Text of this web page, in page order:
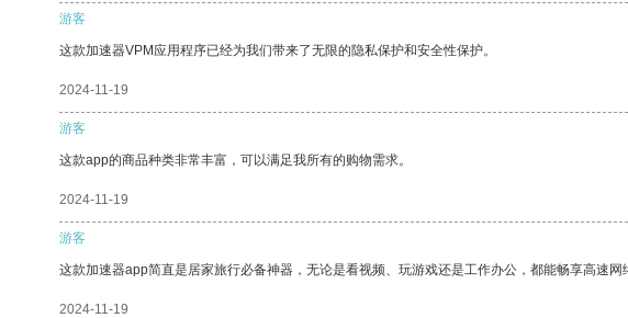
游客
这款加速器VPM应用程序已经为我们带来了无限的隐私保护和安全性保护。
2024-11-19
游客
这款app的商品种类非常丰富，可以满足我所有的购物需求。
2024-11-19
游客
这款加速器app简直是居家旅行必备神器，无论是看视频、玩游戏还是工作办公，都能畅享高速网
2024-11-19